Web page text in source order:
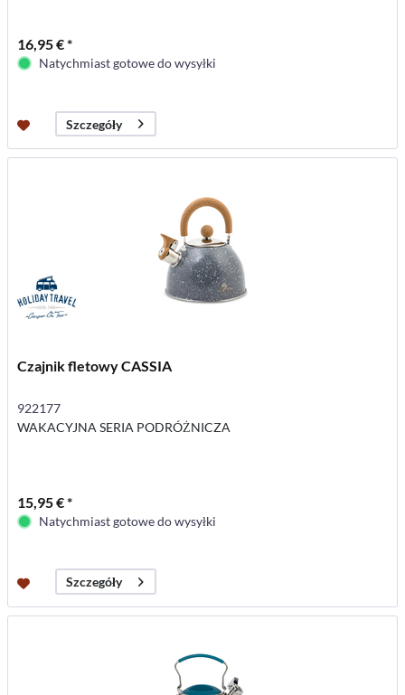
16,95 € *
Natychmiast gotowe do wysyłki
Szczegóły
Czajnik fletowy CASSIA
922177
WAKACYJNA SERIA PODRÓŻNICZA
15,95 € *
Natychmiast gotowe do wysyłki
Szczegóły